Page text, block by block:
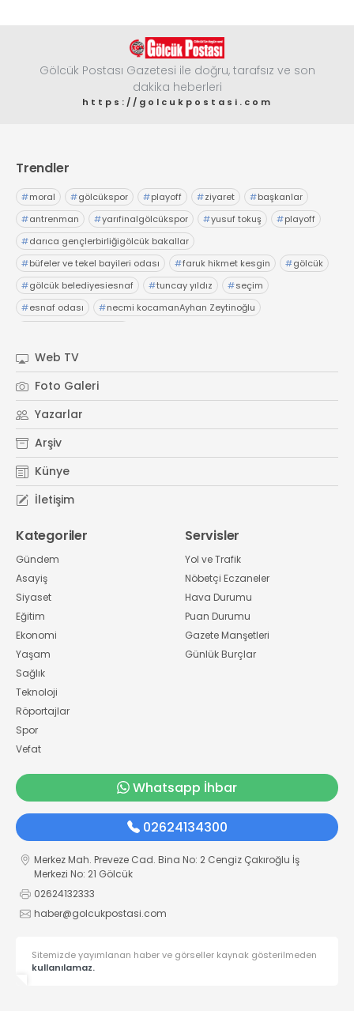
Gölcük Postası Gazetesi ile doğru, tarafsız ve son
dakika heberleri
https://golcukpostasi.com
Trendler
#moral #gölcükspor #playoff #ziyaret #başkanlar
#antrenman #yarıfinalgölcükspor #yusuf tokuş #playoff
#darıca gençlerbirliğigölcük bakallar
#büfeler ve tekel bayileri odası #faruk hikmet kesgin #gölcük
#gölcük belediyesiesnaf #tuncay yıldız #seçim
#esnaf odası #necmi kocamanAyhan Zeytinoğlu
Web TV
Foto Galeri
Yazarlar
Arşiv
Künye
İletişim
Kategoriler
Gündem
Asayiş
Siyaset
Eğitim
Ekonomi
Yaşam
Sağlık
Teknoloji
Röportajlar
Spor
Vefat
Servisler
Yol ve Trafik
Nöbetçi Eczaneler
Hava Durumu
Puan Durumu
Gazete Manşetleri
Günlük Burçlar
Whatsapp İhbar
02624134300
Merkez Mah. Preveze Cad. Bina No: 2 Cengiz Çakıroğlu İş
Merkezi No: 21 Gölcük
02624132333
haber@golcukpostasi.com
Sitemizde yayımlanan haber ve görseller kaynak gösterilmeden
kullanılamaz.